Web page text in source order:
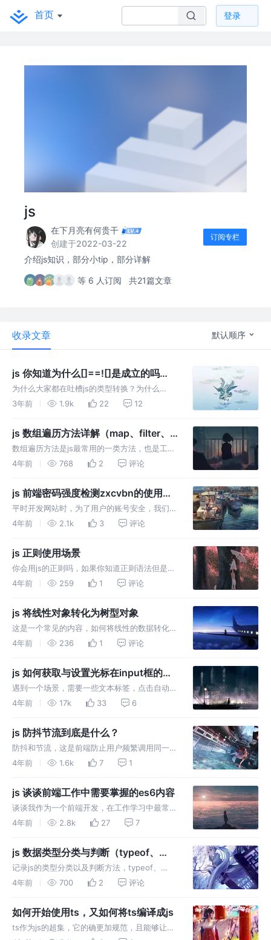
首页 登录
js
在下月亮有何贵干
创建于2022-03-22
订阅专栏
介绍js知识，部分小tip，部分详解
等 6 人订阅 共21篇文章
收录文章 默认顺序
js 你知道为什么[]==![]是成立的吗
（隐式类型转换）
为什么大家都在吐槽js的类型转换？为什么
[]==![]是成立的呢？我想你也想解除一下自己
转换问题。
3年前 1.9k 22 12
js 数组遍历方法详解（map、filter、
find、findIndex、reduce）
数组遍历方法是js最常用的一类方法，也是工作
中必须掌握的一类方法，我们处理业务逻辑，大
4年前 768 2 评论
js 前端密码强度检测zxcvbn的使用
（含react示例）
平时开发网站时，为了用户的账号安全，我们大
多数时候需要在用户注册时，对用户的密码强度
合理。本文介绍一个非常好用的zxcvbn包，可
以得到一个密码字符安全程度。
4年前 2.1k 3 评论
js 正则使用场景
你会用js的正则吗，如果你知道正则语法但是不
知道如何下手一定要来看看。你一定是没有分清
用正则。
4年前 259 1 评论
js 将线性对象转化为树型对象
这是一个常见的内容，如何将线性的数据转化为
树型对象，我们需要一种思路，一种递归的思
4年前 236 1 评论
js 如何获取与设置光标在input框的位
置
遇到一个场景，需要一些文本标签，点击自动添
加进文本框，这时候就需要掌握如何获取与设置
方法。
4年前 17k 33 6
js 防抖节流到底是什么？
防抖和节流，这是前端防止用户频繁调用同一个
接口的方法，比如短时间重复点击上传同一个文
作还没给你带来反馈，于是你重复上传了多个文
件，重复提交了多个评论。
4年前 1.6k 7 1
js 谈谈前端工作中需要掌握的es6内容
谈谈我作为一个前端开发，在工作学习中最常用
的es6内容，都是前端必须掌握的非常基础的
4年前 2.8k 27 7
js 数据类型分类与判断（typeof、
instanceof、
Object.prototype.toString.call）
记录js的类型分类以及判断方法，typeof、
instanceof的用法以及存在的问题，最后介绍使
型的方法。
4年前 700 2 评论
如何开始使用ts，又如何将ts编译成js
ts作为js的超集，它的确更加规范，且能够让代